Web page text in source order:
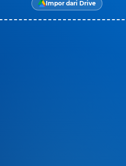
Impor dari Drive